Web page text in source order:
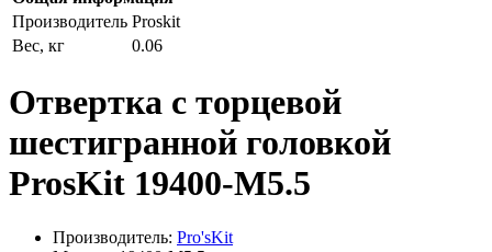
Производитель Proskit
Вес, кг
0.06
Отвертка с торцевой
шестигранной головкой
ProsKit 19400-M5.5
Производитель: Pro'sKit